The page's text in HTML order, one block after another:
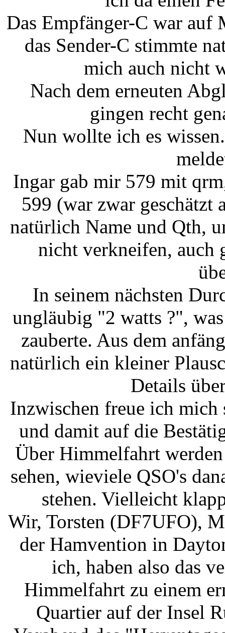
Das Empfänger-C war
das Sender-C stimmte
mich auch nicht
Nach dem erneuten
gingen recht
Nun wollte ich es
Ingar gab mir 579 mit
599 (war zwar geschätzt
natürlich Name und Qth,
nicht verkneifen,
In seinem nächsten
ungläubig "2 watts ?",
zauberte. Aus dem
natürlich ein kleiner
Details
Inzwischen freue ich
und damit auf die
Über Himmelfahrt
sehen, wieviele QSO's
stehen. Vielleicht
Wir, Torsten (DF7UFO),
der Hamvention in
ich, haben also das
Himmelfahrt zu einem
Quartier auf der Insel